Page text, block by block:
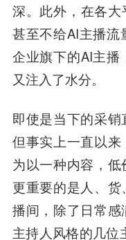
深。此外，在各大
甚至不给AI主播
企业旗下的AI主播
又注入了水分。
即使是当下的采销
但事实上一直以
为以一种内容，低
更重要的是人、
播间，除了日常
主持人风格的几位